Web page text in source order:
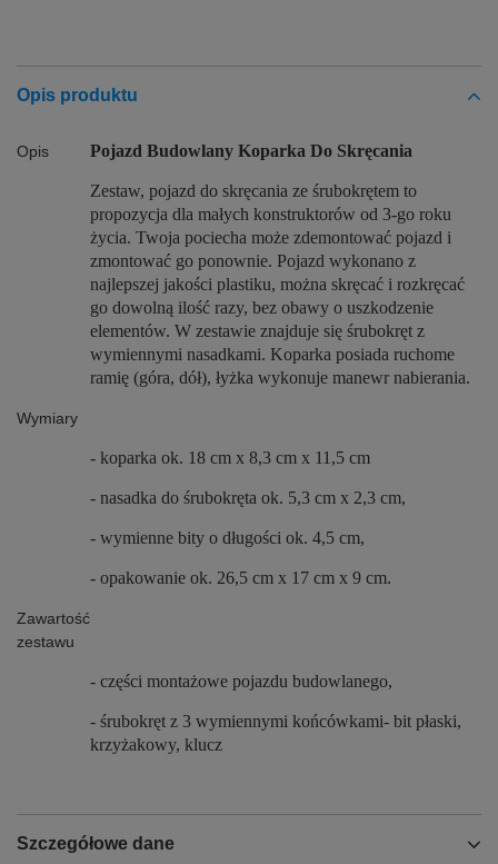
Opis produktu
Opis Pojazd Budowlany Koparka Do Skręcania
Zestaw, pojazd do skręcania ze śrubokrętem to
propozycja dla małych konstruktorów od 3-go roku
życia. Twoja pociecha może zdemontować pojazd i
zmontować go ponownie. Pojazd wykonano z
najlepszej jakości plastiku, można skręcać i rozkręcać
go dowolną ilość razy, bez obawy o uszkodzenie
elementów. W zestawie znajduje się śrubokręt z
wymiennymi nasadkami. Koparka posiada ruchome
ramię (góra, dół), łyżka wykonuje manewr nabierania.
Wymiary
- koparka ok. 18 cm x 8,3 cm x 11,5 cm
- nasadka do śrubokręta ok. 5,3 cm x 2,3 cm,
- wymienne bity o długości ok. 4,5 cm,
- opakowanie ok. 26,5 cm x 17 cm x 9 cm.
Zawartość
zestawu
- części montażowe pojazdu budowlanego,
- śrubokręt z 3 wymiennymi końcówkami- bit płaski,
krzyżakowy, klucz
Szczegółowe dane